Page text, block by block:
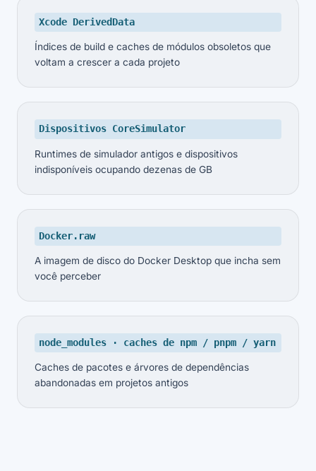
Xcode DerivedData
Índices de build e caches de módulos obsoletos que
voltam a crescer a cada projeto
Dispositivos CoreSimulator
Runtimes de simulador antigos e dispositivos
indisponíveis ocupando dezenas de GB
Docker.raw
A imagem de disco do Docker Desktop que incha sem
você perceber
node_modules · caches de npm / pnpm / yarn
Caches de pacotes e árvores de dependências
abandonadas em projetos antigos